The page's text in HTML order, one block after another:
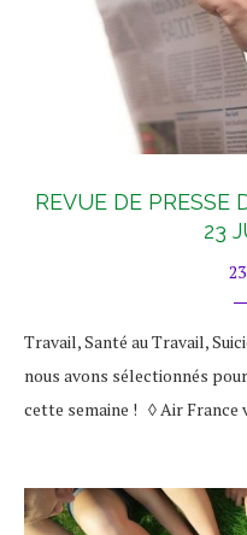
REVUE DE PRESSE
23
Travail, Santé au Travail,
nous avons sélectionnés
cette semaine ! ◊ Air France